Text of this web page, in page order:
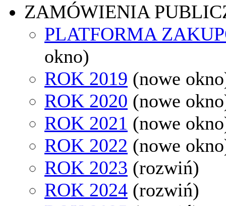
ZAMÓWIENIA
PLATFORMA
okno)
ROK 2019 (nowe
ROK 2020 (nowe
ROK 2021 (nowe
ROK 2022 (nowe
ROK 2023 (rozwiń)
ROK 2024 (rozwiń)